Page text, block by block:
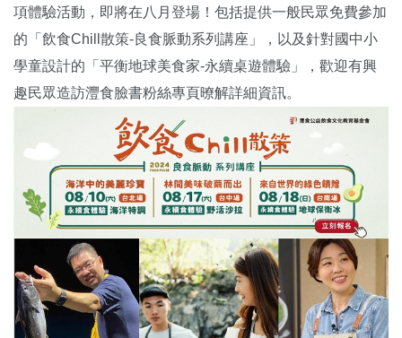
項體驗活動，即將在八月登場！包括提供一般民眾免費參加
的「飲食Chill散策-良食脈動系列講座」，以及針對國中小
學童設計的「平衡地球美食家-永續桌遊體驗」，歡迎有興
趣民眾造訪灃食臉書粉絲專頁暸解詳細資訊。